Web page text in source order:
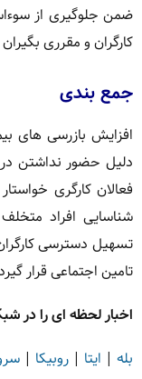
ضمن جلوگیری از
کارگران و مقرری
جمع بندی
افزایش بازرسی های
دلیل حضور نداشتن در
فعالان کارگری
شناسایی افراد
تسهیل دسترسی
تامین اجتماعی قرار
اخبار لحظه ای را در
بله | ایتا | روبیکا |